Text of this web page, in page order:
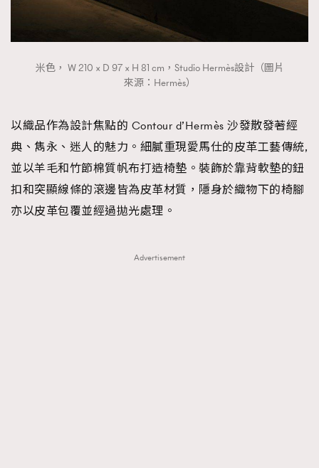
米色， W 210 × D 97 × H 81 cm，Studio Hermès設計（圖片
來源：Hermès）
以織品作為設計焦點的 Contour d’Hermès 沙發散發著經
典、雋永、迷人的魅力。細膩重現愛馬仕的皮革工藝傳統,
並以羊毛和竹節棉質帆布打造椅墊。裝飾於靠背軟墊的鈕
扣和突顯線條的滾邊皆為皮革材質，隱身於織物下的椅腳
亦以皮革包覆並經過拋光處理。
Advertisement